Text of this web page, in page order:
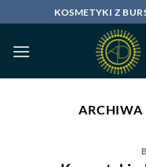
do
zawartości
KOSMETYKI Z
ARCHIWA